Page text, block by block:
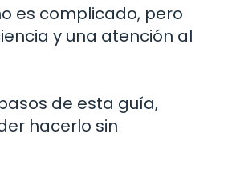
es complicado, pero
y una atención al
de esta guía,
hacerlo sin